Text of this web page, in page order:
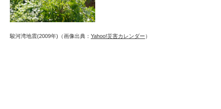
駿河湾地震(2009年)（画像出典： Yahoo!災害カレンダー ）